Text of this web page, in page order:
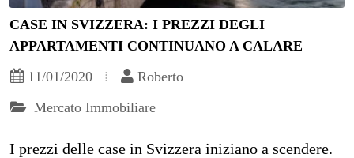
CASE IN SVIZZERA: I PREZZI DEGLI
APPARTAMENTI CONTINUANO A CALARE
11/01/2020
Roberto
Mercato Immobiliare
I prezzi delle case in Svizzera iniziano a scendere.